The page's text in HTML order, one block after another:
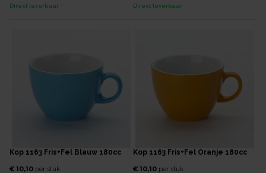
Direct leverbaar Direct leverbaar
Kop 1163 Fris+Fel Blauw 180cc
€ 10,10 per stuk
Kop 1163 Fris+Fel Oranje 180cc
€ 10,10 per stuk